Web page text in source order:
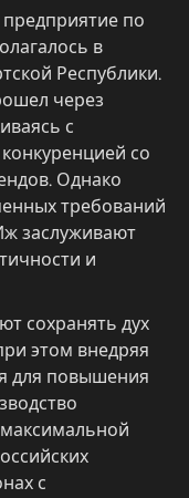
по
в
Республики.
через
с
со
Однако
требований
заслуживают
и
сохранять дух
этом внедряя
для повышения
с